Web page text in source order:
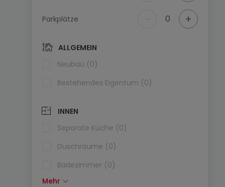
Parkplätze 0 +
ALLGEMEIN
Neubau (0)
Bestehendes Eigentum (0)
INNEN
Separate Küche (0)
Duschräume (0)
Badezimmer (0)
Einbauküche (0)
Mehr